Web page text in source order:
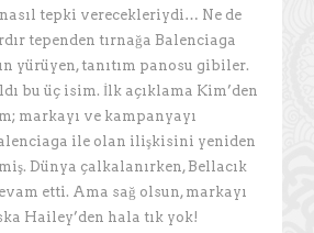
tepki verecekleriydi… Ne de
tependen tırnağa Balenciaga
yürüyen, tanıtım panosu gibiler.
bu üç isim. İlk açıklama Kim’den
markayı ve kampanyayı
ile olan ilişkisini yeniden
Dünya çalkalanırken, Bellacık
etti. Ama sağ olsun, markayı
Hailey’den hala tık yok!